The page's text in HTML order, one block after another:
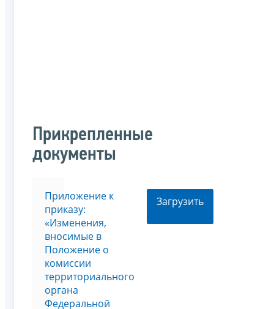
Прикрепленные
документы
Приложение к
приказу:
«Изменения,
вносимые в
Положение о
комиссии
территориального
органа
Федеральной
Загрузить